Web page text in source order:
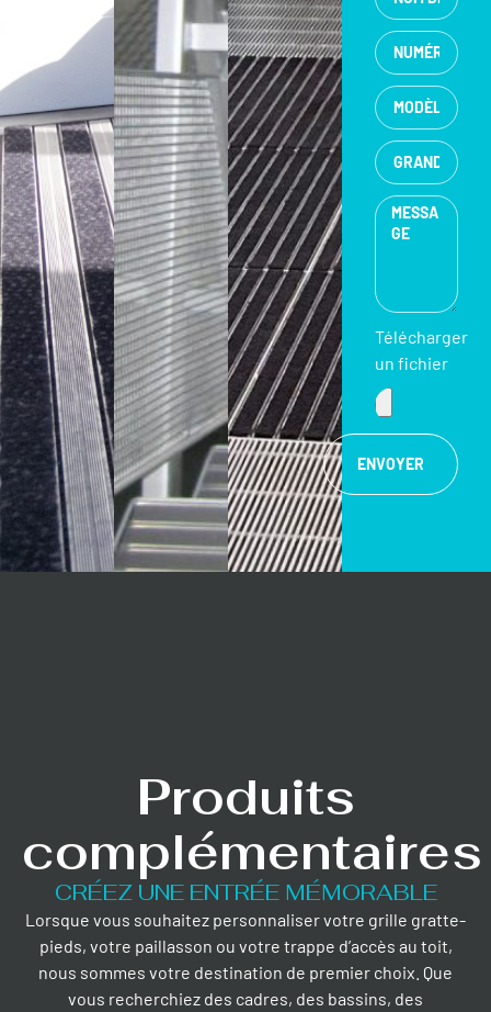
Télécharger
un fichier
ENVOYER
Produits
complémentaires
CRÉEZ UNE ENTRÉE MÉMORABLE
Lorsque vous souhaitez personnaliser votre grille gratte-
pieds, votre paillasson ou votre trappe d’accès au toit,
nous sommes votre destination de premier choix. Que
vous recherchiez des cadres, des bassins, des